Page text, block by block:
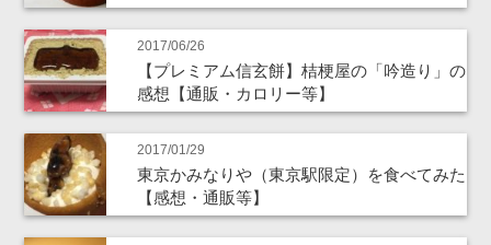
2017/06/26
【プレミアム信玄餅】桔梗屋の「吟造り」の
感想【通販・カロリー等】
2017/01/29
東京かみなりや（東京駅限定）を食べてみた
【感想・通販等】